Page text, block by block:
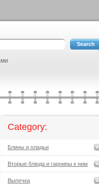
Category:
Блины и оладьи
Вторые блюда и гарниры к ним
Выпечка